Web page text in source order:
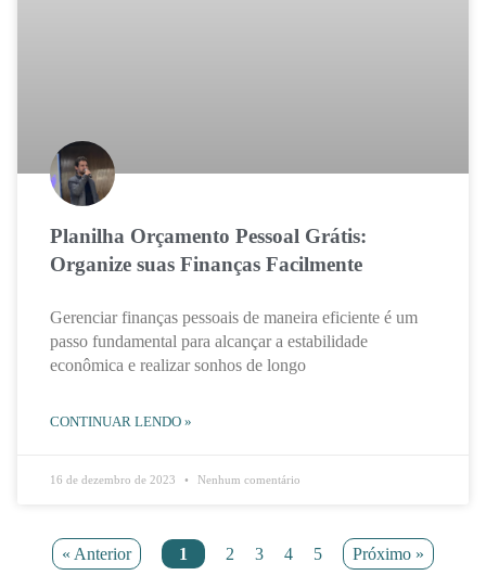
Planilha Orçamento Pessoal Grátis:
Organize suas Finanças Facilmente
Gerenciar finanças pessoais de maneira eficiente é um
passo fundamental para alcançar a estabilidade
econômica e realizar sonhos de longo
CONTINUAR LENDO »
16 de dezembro de 2023 Nenhum comentário
« Anterior 1 2 3 4 5 Próximo »